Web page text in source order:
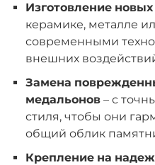
Изготовление
керамике, металле
современными
внешних
Замена
медальонов– с
стиля, чтобы они
общий облик
Крепление на